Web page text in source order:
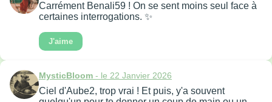
Carrément Benali59 ! On se sent moins seul face à
certaines interrogations. ✨
J'aime
MysticBloom - le 22 Janvier 2026
Ciel d'Aube2, trop vrai ! Et puis, y'a souvent